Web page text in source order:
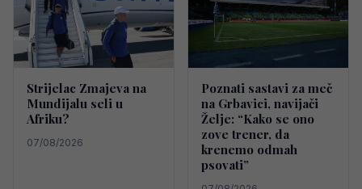
Strijelac Zmajeva na
Mundijalu seli u
Afriku?
07/08/2026
Poznati sastavi za meč
na Grbavici, navijači
Želje: “Kako se ono
zove trener, da
krenemo odmah
psovati”